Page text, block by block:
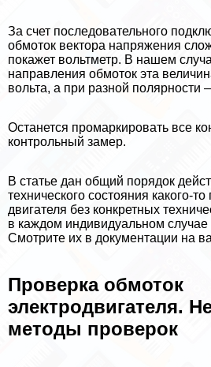
За счет последовательного
обмоток вектора напряжения
покажет вольтметр. В нашем
направления обмоток эта
вольта, а при разной полярности
Останется промаркировать все
контрольный замер.
В статье дан общий порядок
технического состояния какого-
двигателя без конкретных
в каждом индивидуальном случае
Смотрите их в документации на
Проверка обмоток
электродвигателя.
методы проверок